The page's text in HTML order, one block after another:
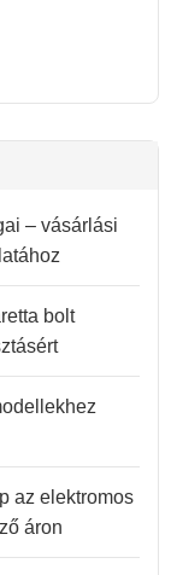
– vásárlási
bolt
az elektromos
áron